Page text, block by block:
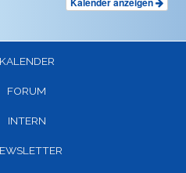
KALENDER
FORUM
INTERN